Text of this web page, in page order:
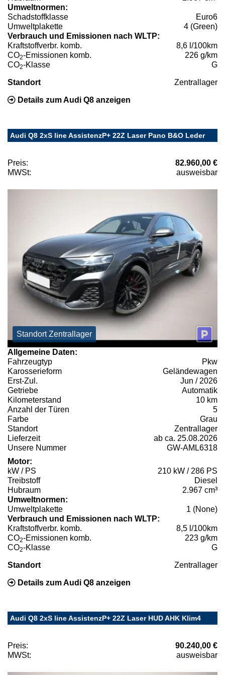
Umweltnormen:
Schadstoffklasse
Euro6
Umweltplakette
4 (Green)
Verbrauch und Emissionen nach WLTP:
Kraftstoffverbr. komb.
8,6 l/100km
CO2-Emissionen komb.
226 g/km
CO2-Klasse G
Standort Zentrallager
Details zum Audi Q8 anzeigen
Audi Q8 2xS line AssistenzP+ 22Z Laser Pano B&O Leder
Preis:
82.960,00 €
MWSt:
ausweisbar
Standort Zentrallager
Allgemeine Daten:
Fahrzeugtyp
Pkw
Karosserieform
Geländewagen
Erst-Zul.
Jun / 2026
Getriebe
Automatik
Kilometerstand
10 km
Anzahl der Türen
5
Farbe
Grau
Standort
Zentrallager
Lieferzeit
ab ca. 25.08.2026
Unsere Nummer
GW-AML6318
Motor:
kW / PS
210 kW / 286 PS
Treibstoff
Diesel
Hubraum
2.967 cm³
Umweltnormen:
Umweltplakette
1 (None)
Verbrauch und Emissionen nach WLTP:
Kraftstoffverbr. komb.
8,5 l/100km
CO2-Emissionen komb.
223 g/km
CO2-Klasse G
Standort Zentrallager
Details zum Audi Q8 anzeigen
Audi Q8 2xS line AssistenzP+ 22Z Laser HUD AHK Klim4
Preis:
90.240,00 €
MWSt:
ausweisbar